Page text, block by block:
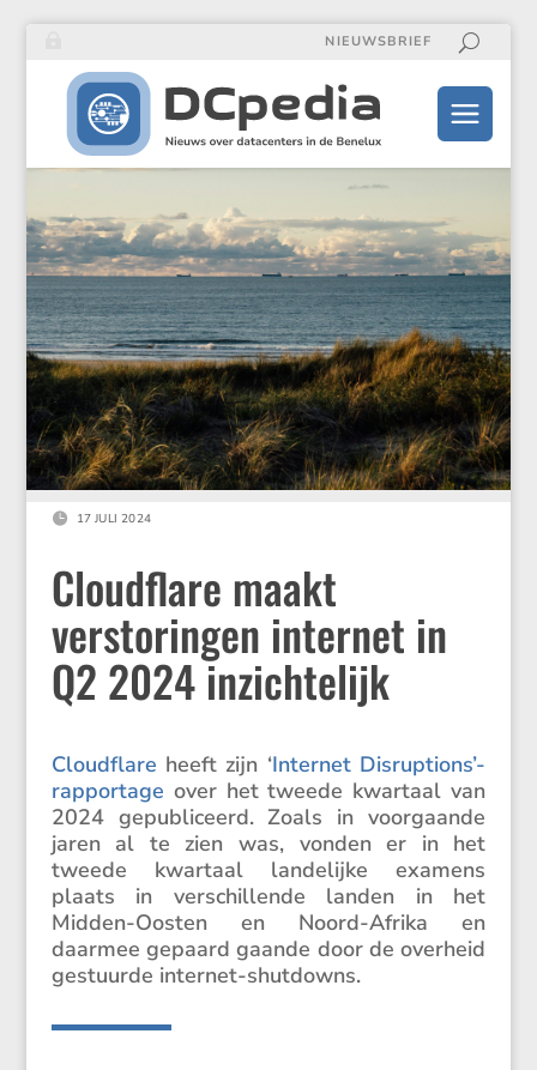
NIEUWSBRIEF
 17 JULI 2024
Cloudflare maakt
verstoringen internet in
Q2 2024 inzichtelijk
Cloud­flare heeft zijn ‘Internet Disruptions’-
rapportage over het tweede kwartaal van
2024 gepubli­ceerd. Zoals in voorgaande
jaren al te zien was, vonden er in het
tweede kwartaal lande­lijke examens
plaats in verschil­lende landen in het
Midden-Oosten en Noord-Afrika en
daarmee gepaard gaande door de overheid
gestuurde internet-shutdowns.